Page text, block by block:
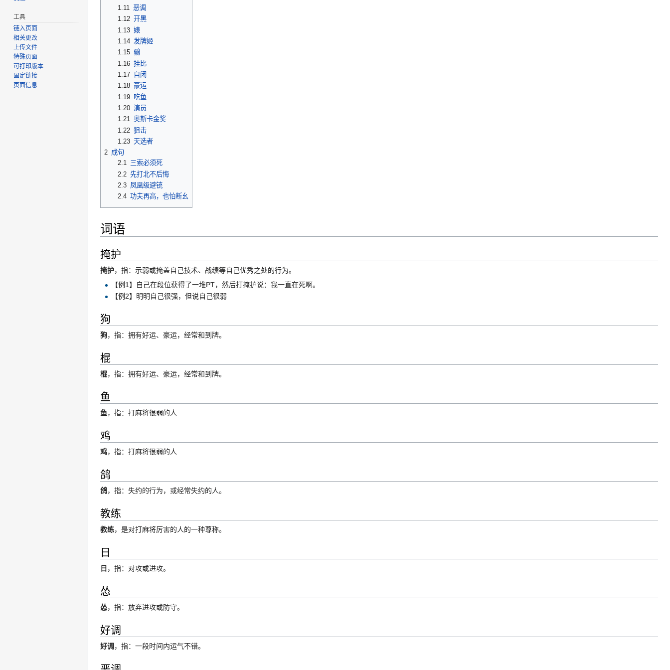
1.11
恶调
1.12 开黑
1.13 婊
1.14 发牌姬
1.15 鶸
1.16 挂比
1.17
自闭
1.18 豪运
1.19 吃鱼
1.20 演员
1.21 奥斯卡金奖
1.22 狙击
1.23 天选者
2 成句
2.1 三索必须死
2.2 先打北不后悔
2.3 凤凰级避铳
2.4 功夫再高，也怕断幺
词语
掩护
掩护，指：示弱或掩盖自己技术、战绩等自己优秀之处的行为。
【例1】自己在段位获得了一堆PT，然后打掩护说：我一直在死啊。
【例2】明明自己很强，但说自己很弱
狗
狗，指：拥有好运、豪运，经常和到牌。
棍
棍，指：拥有好运、豪运，经常和到牌。
鱼
鱼，指：打麻将很弱的人
鸡
鸡，指：打麻将很弱的人
鸽
鸽，指：失约的行为，或经常失约的人。
教练
教练，是对打麻将厉害的人的一种尊称。
日
日 ，指：对攻或进攻。
怂
怂，指：放弃进攻或防守。
好调
好调 ，指：一段时间内运气不错。
工具
链入页面
相关更改
上传文件
特殊页面
可打印版本
固定链接
页面信息